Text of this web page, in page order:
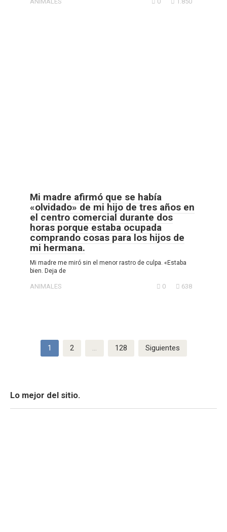
Mi madre afirmó que se había
«olvidado» de mi hijo de tres años en
el centro comercial durante dos
horas porque estaba ocupada
comprando cosas para los hijos de
mi hermana.
Mi madre me miró sin el menor rastro de culpa. «Estaba
bien. Deja de
ANIMALES 0 638
1 2 … 128 Siguientes
Lo mejor del sitio.